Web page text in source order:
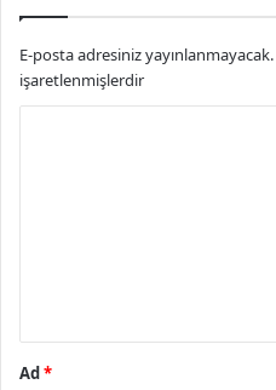
E-posta adresiniz yayınlanmayacak.
işaretlenmişlerdir
Ad*